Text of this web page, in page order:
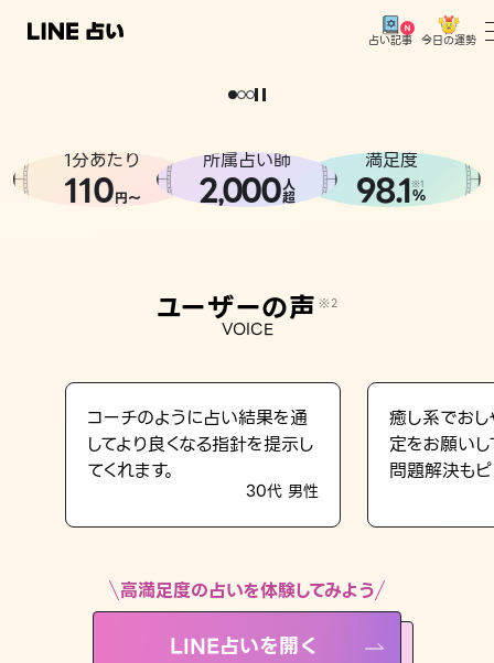
占い記事 今日の運勢
相談事例
LINE占いを開く
※LINEアプリ内のサービスページへ遷移します
どうせなら
。
1分あたり
110円〜
所属占い師
2,000人
超
満足度
98.1※1
%
ユーザーの声 ※2
VOICE
コーチのように占い結果を通
してより良くなる指針を提示し
てくれます。
30代 男性
癒し系でおし
定をお願い
問題解決もピ
高満足度の占いを体験してみよう
LINE占いを開く